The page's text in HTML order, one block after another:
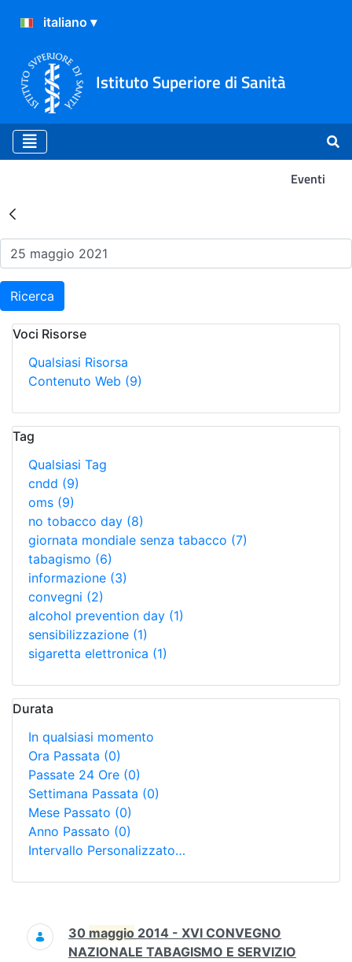
Istituto Superiore di Sanità
Eventi
Risultati della Ricerca -
Ricerca
Voci Risorse
Qualsiasi Risorsa
Contenuto Web (9)
Tag
Qualsiasi Tag
cndd (9)
oms (9)
no tobacco day (8)
giornata mondiale senza tabacco (7)
tabagismo (6)
informazione (3)
convegni (2)
alcohol prevention day (1)
sensibilizzazione (1)
sigaretta elettronica (1)
Durata
In qualsiasi momento
Ora Passata (0)
Passate 24 Ore (0)
Settimana Passata (0)
Mese Passato (0)
Anno Passato (0)
Intervallo Personalizzato…
Ricerca
30 maggio 2014 - XVI CONVEGNO
NAZIONALE TABAGISMO E SERVIZIO